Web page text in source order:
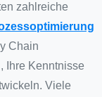
zahlreiche
Chain
Ihre Kenntnisse
Viele